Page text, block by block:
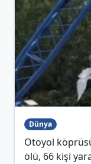
Dünya
Otoyol
ölü, 66 kişi